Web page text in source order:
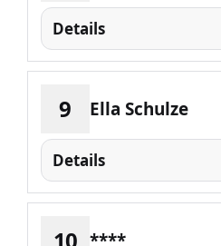
Details
9 Ella Schulze
Details
****